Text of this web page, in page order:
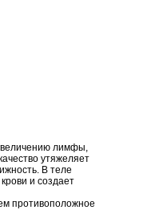
лимфы,
утяжеляет
В теле
и создает
противоположное